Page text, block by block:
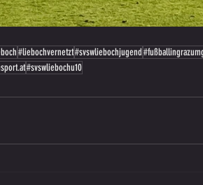
#liebochvernetzt#svswliebochjugend
#svswliebochu10